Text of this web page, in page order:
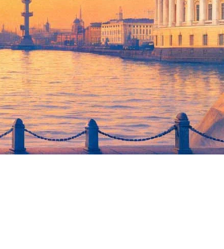
Соковым, завоевала первое место и приз
традиционно считается мужским, а "Выше облаков" –
и победа в номинации "Номер года" международной